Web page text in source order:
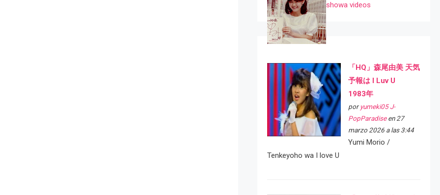
showa videos
「HQ」森尾由美 天気
予報は I Luv U
1983年
por yumeki05 J-
PopParadiseen 27
marzo 2026 a las 3:44
Yumi Morio /
Tenkeyoho wa I love U